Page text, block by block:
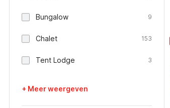
Bungalow 9
Chalet 153
Tent Lodge 3
+ Meer weergeven